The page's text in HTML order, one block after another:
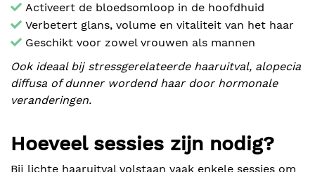
Activeert de bloedsomloop in de hoofdhuid
Verbetert glans, volume en vitaliteit van het haar
Geschikt voor zowel vrouwen als mannen
Ook ideaal bij stressgerelateerde haaruitval, alopecia
diffusa of dunner wordend haar door hormonale
veranderingen.
Hoeveel sessies zijn nodig?
Bij lichte haaruitval volstaan vaak enkele sessies om